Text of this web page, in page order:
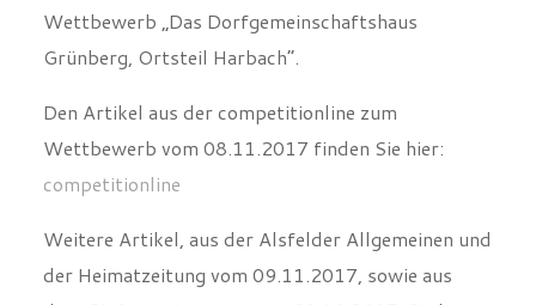
Wettbewerb „Das Dorfgemeinschaftshaus
Grünberg, Ortsteil Harbach“.
Den Artikel aus der competitionline zum
Wettbewerb vom 08.11.2017 finden Sie hier:
competitionline
Weitere Artikel, aus der Alsfelder Allgemeinen und
der Heimatzeitung vom 09.11.2017, sowie aus